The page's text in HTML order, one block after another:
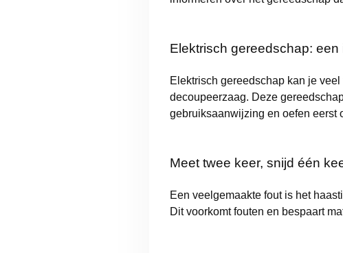
Elektrisch gereedschap: een
Elektrisch gereedschap kan je
decoupeerzaag. Deze
gebruiksaanwijzing en oefen eerst
Meet twee keer, snijd één
Een veelgemaakte fout is het
Dit voorkomt fouten en bespaart